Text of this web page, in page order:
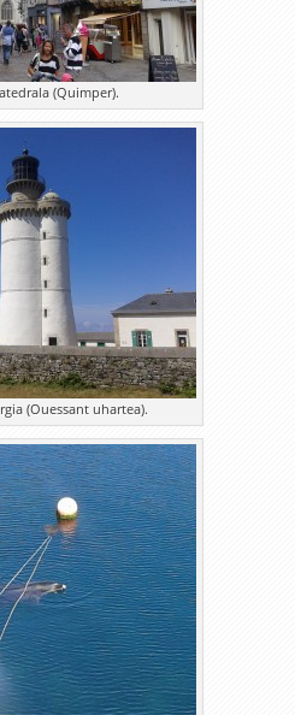
(Quimper).
(Ouessant uhartea).